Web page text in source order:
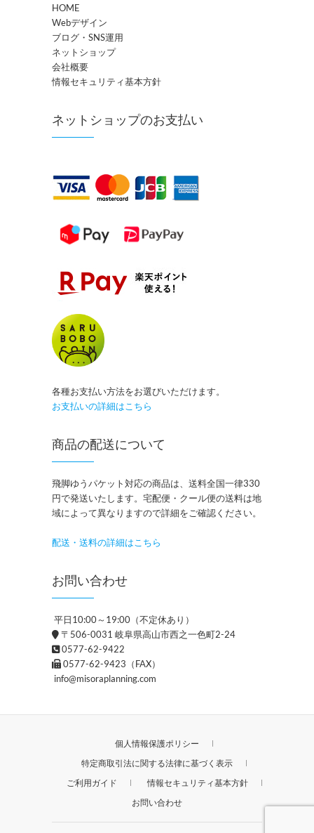
HOME
Webデザイン
ブログ・SNS運用
ネットショップ
会社概要
情報セキュリティ基本方針
ネットショップのお支払い
各種お支払い方法をお選びいただけます。
お支払いの詳細はこちら
商品の配送について
飛脚ゆうパケット対応の商品は、送料全国一律330
円で発送いたします。宅配便・クール便の送料は地
域によって異なりますので詳細をご確認ください。
配送・送料の詳細はこちら
お問い合わせ
平日10:00～19:00（不定休あり）
〒506-0031 岐阜県高山市西之一色町2-24
0577-62-9422
0577-62-9423（FAX）
info@misoraplanning.com
個人情報保護ポリシー
特定商取引法に関する法律に基づく表示
ご利用ガイド
情報セキュリティ基本方針
お問い合わせ